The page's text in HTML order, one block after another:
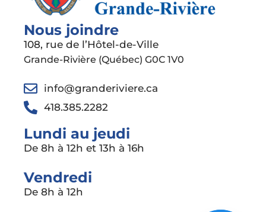
Nous joindre
108, rue de l’Hôtel-de-Ville
Grande-Rivière (Québec) G0C 1V0
info@granderiviere.ca
418.385.2282
Lundi au jeudi
De 8h à 12h et 13h à 16h
Vendredi
De 8h à 12h